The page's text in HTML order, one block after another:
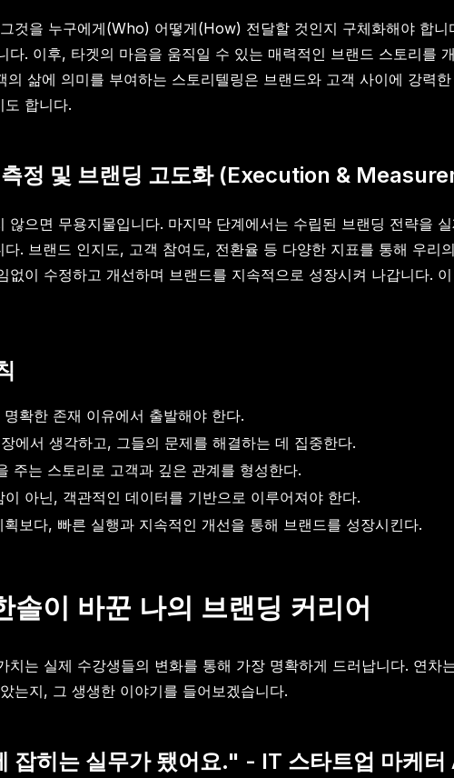
것을 누구에게(Who) 어떻게(How) 전달할 것인지 구체화해야 합
다. 이후, 타겟의 마음을 움직일 수 있는 매력적인 브랜드 스토리를
삶에 의미를 부여하는 스토리텔링은 브랜드와 고객 사이에 강력
도 합니다.
정 및 브랜딩 고도화 (Execution &
않으면 무용지물입니다. 마지막 단계에서는 수립된 브랜딩 전략을
. 브랜드 인지도, 고객 참여도, 전환율 등 다양한 지표를 통해 우
없이 수정하고 개선하며 브랜드를 지속적으로 성장시켜 나갑니다.
확한 존재 이유에서 출발해야 한다.
에서 생각하고, 그들의 문제를 해결하는 데 집중한다.
주는 스토리로 고객과 깊은 관계를 형성한다.
이 아닌, 객관적인 데이터를 기반으로 이루어져야 한다.
보다, 빠른 실행과 지속적인 개선을 통해 브랜드를 성장시킨다.
솔이 바꾼 나의 브랜딩 커리어
치는 실제 수강생들의 변화를 통해 가장 명확하게 드러납니다. 연
는지, 그 생생한 이야기를 들어보겠습니다.
잡히는 실무가 됐어요." - IT 스타트업 마케터